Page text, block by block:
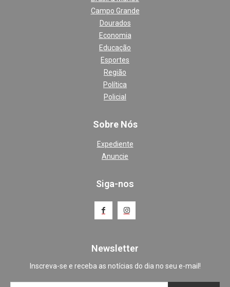
Campo Grande
Dourados
Economia
Educação
Esportes
Região
Política
Policial
Sobre Nós
Expediente
Anuncie
Siga-nos
Newsletter
Inscreva-se e receba as notícias do dia no seu e-mail!